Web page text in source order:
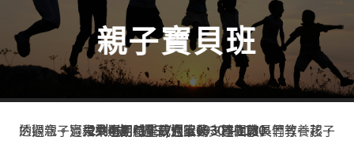
親子寶貝班
2到4歲，週三/週五0930～1130
透過親子寶貝共學團體，我們陪伴、建立家長們教養孩子的觀念。過程中運用感覺統合律動、邏輯教具等等一起，未來也期待能成立家長支持團體。